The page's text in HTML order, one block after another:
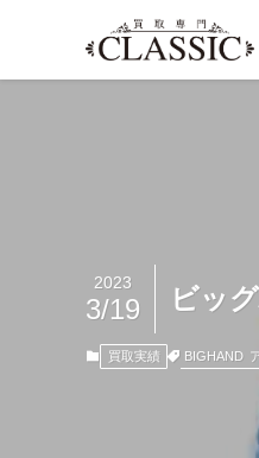
ビッ
2023
3/19
買取実績 BIGHAND